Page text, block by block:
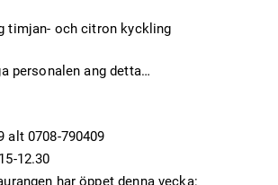
timjan- och citron kyckling
personalen ang detta…
alt 0708-790409
12.30
har öppet denna vecka: